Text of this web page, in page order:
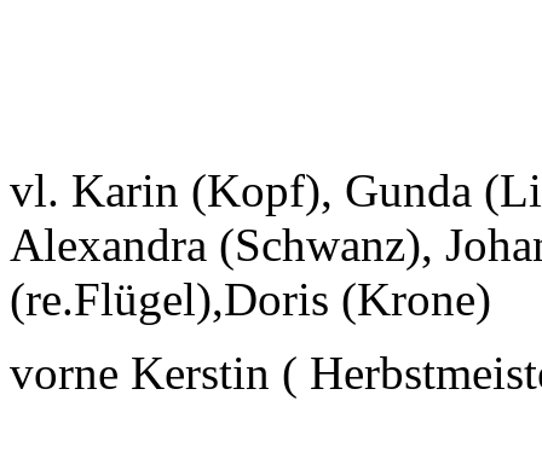
vl. Karin (Kopf), Gunda
Alexandra (Schwanz),
(re.Flügel),Doris (Krone)
vorne Kerstin (